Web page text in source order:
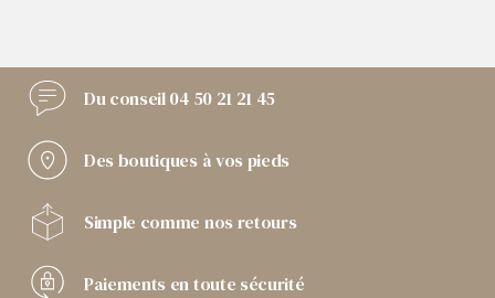
Du conseil04 50 21 21 45
Des boutiques à vos pieds
Simple comme nos retours
Paiements en toute sécurité